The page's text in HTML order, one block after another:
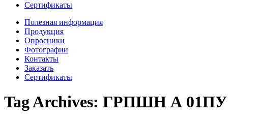
Сертификаты
Полезная информация
Продукция
Опросники
Фотографии
Контакты
Заказать
Сертификаты
Tag Archives: ГРПШН А 01ПУ